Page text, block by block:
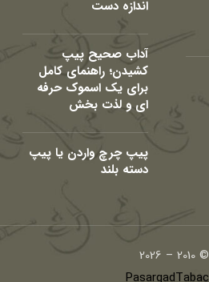
اندازه دست
آداب صحیح پیپ
کشیدن؛ راهنمای کامل
برای یک اسموک حرفه
ای و لذت بخش
پیپ چرچ واردن یا پیپ
دسته بلند
© 2010 – 2026
PasargadTabac